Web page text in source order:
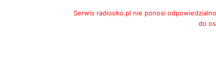
Serwis radiooko.pl nie ponosi
do